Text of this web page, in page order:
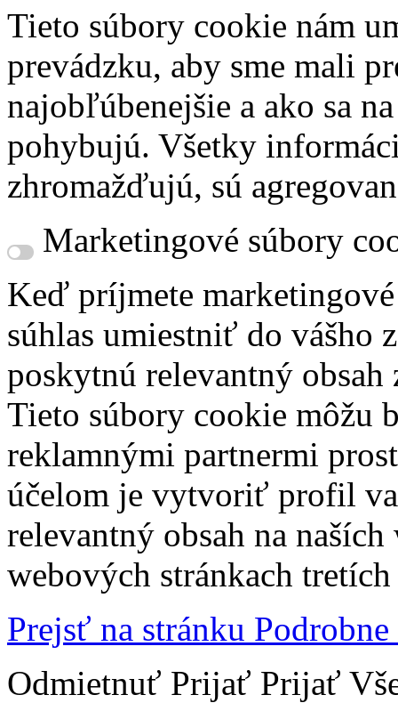
Tieto súbory cookie nám
prevádzku, aby sme mali
najobľúbenejšie a ako sa
pohybujú. Všetky
zhromažďujú, sú
Marketingové súbory
Keď príjmete
súhlas umiestniť do vášho
poskytnú relevantný
Tieto súbory cookie môžu
reklamnými partnermi
účelom je vytvoriť profil
relevantný obsah na
webových stránkach tretích
Prejsť na stránku
Odmietnuť Prijať Prijať